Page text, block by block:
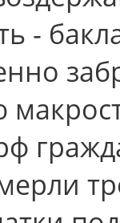
-